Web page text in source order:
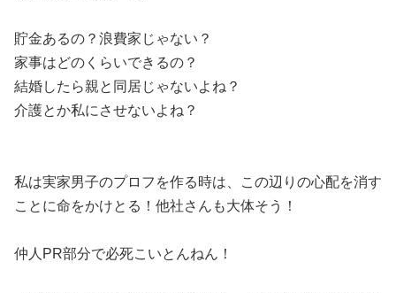
貯金あるの？浪費家じゃない？
家事はどのくらいできるの？
結婚したら親と同居じゃないよね？
介護とか私にさせないよね？
私は実家男子のプロフを作る時は、この辺りの心配を消す
ことに命をかけとる！他社さんも大体そう！
仲人PR部分で必死こいとんねん！